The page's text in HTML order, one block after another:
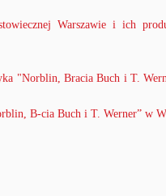
Warszawie i ich
"Norblin, Bracia Buch i T.
B-cia Buch i T. Werner” w